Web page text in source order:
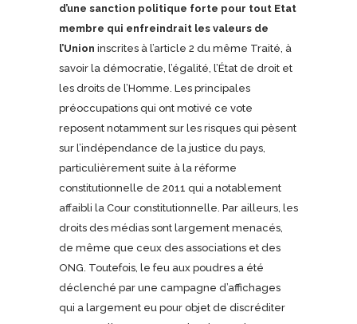
d’une sanction politique forte pour tout Etat
membre qui enfreindrait les valeurs de
l’Union inscrites à l’article 2 du même Traité, à
savoir la démocratie, l’égalité, l’État de droit et
les droits de l’Homme. Les principales
préoccupations qui ont motivé ce vote
reposent notamment sur les risques qui pèsent
sur l’indépendance de la justice du pays,
particulièrement suite à la réforme
constitutionnelle de 2011 qui a notablement
affaibli la Cour constitutionnelle. Par ailleurs, les
droits des médias sont largement menacés,
de même que ceux des associations et des
ONG. Toutefois, le feu aux poudres a été
déclenché par une campagne d’affichages
qui a largement eu pour objet de discréditer